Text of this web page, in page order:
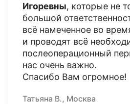
Игоревны, которые не
большой
всё намеченное во
и проводят всё
послеоперационный
нас очень важно.
Спасибо Вам огромное!
Татьяна В., Москва